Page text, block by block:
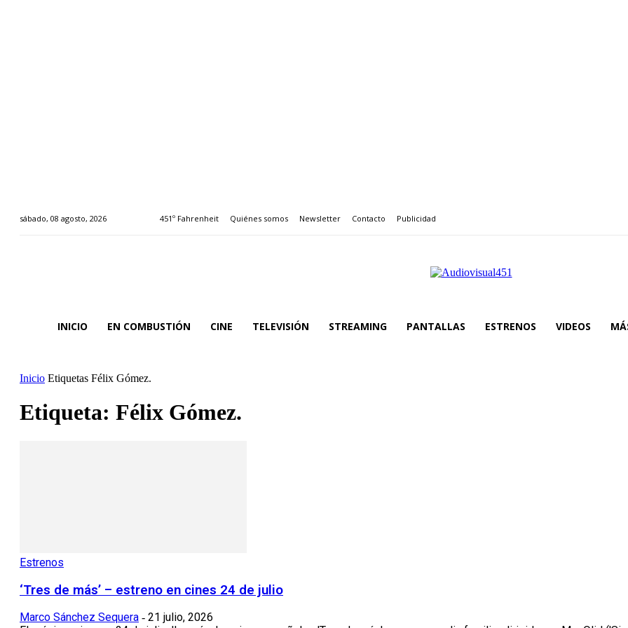
sábado, 08 agosto, 2026 451º Fahrenheit Quiénes somos Newsletter Contacto Publicidad
INICIO EN COMBUSTIÓN CINE TELEVISIÓN STREAMING PANTALLAS ESTRENOS VIDEOS
Inicio Etiquetas Félix Gómez.
Etiqueta: Félix Gómez.
Estrenos
‘Tres de más’ – estreno en cines 24 de julio
Marco Sánchez Sequera - 21 julio, 2026